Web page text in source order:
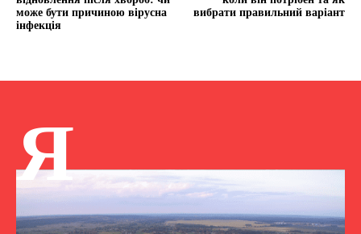
може бути причиною вірусна
інфекція
вибрати правильний варіант
Я